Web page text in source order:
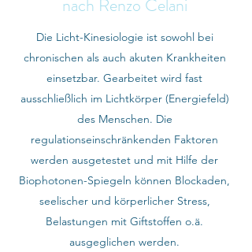
nach Renzo Celani
Die Licht-Kinesiologie ist sowohl bei
chronischen als auch akuten Krankheiten
einsetzbar. Gearbeitet wird fast
ausschließlich im Lichtkörper (Energiefeld)
des Menschen. Die
regulationseinschränkenden Faktoren
werden ausgetestet und mit Hilfe der
Biophotonen-Spiegeln können Blockaden,
seelischer und körperlicher Stress,
Belastungen mit Giftstoffen o.ä.
ausgeglichen werden.